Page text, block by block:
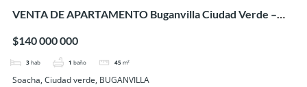
VENTA DE APARTAMENTO Buganvilla Ciudad Verde –
$140 000 000
3 hab 1 baño 45 m²
Soacha, Ciudad verde, BUGANVILLA